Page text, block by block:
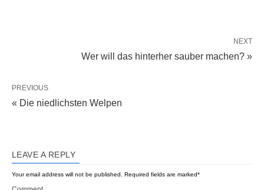
NEXT
Wer will das hinterher sauber machen? »
PREVIOUS
« Die niedlichsten Welpen
LEAVE A REPLY
Your email address will not be published. Required fields are marked*